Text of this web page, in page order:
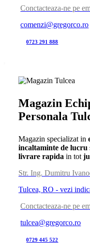
Conctacteaza-ne pe
comenzi@gregorco.ro
0723 291 888
Magazin
Personala
Magazin specializat in
incaltaminte de lucru
livrare rapida in tot
Str. Ing. Dumitru
Tulcea, RO - vezi
Conctacteaza-ne pe
tulcea@gregorco.ro
0729 445 522